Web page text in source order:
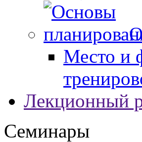
Место и
Лекционный
Семинары